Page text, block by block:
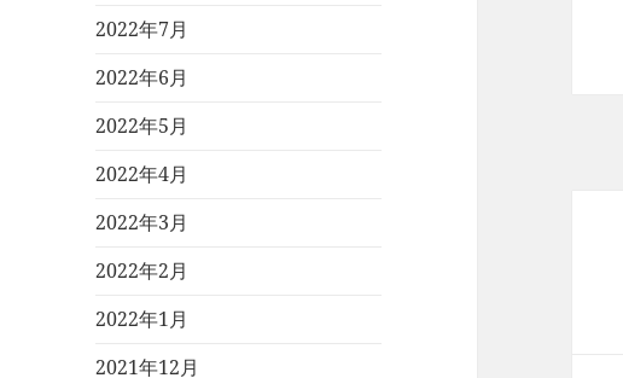
2022年7月
2022年6月
2022年5月
2022年4月
2022年3月
2022年2月
2022年1月
2021年12月